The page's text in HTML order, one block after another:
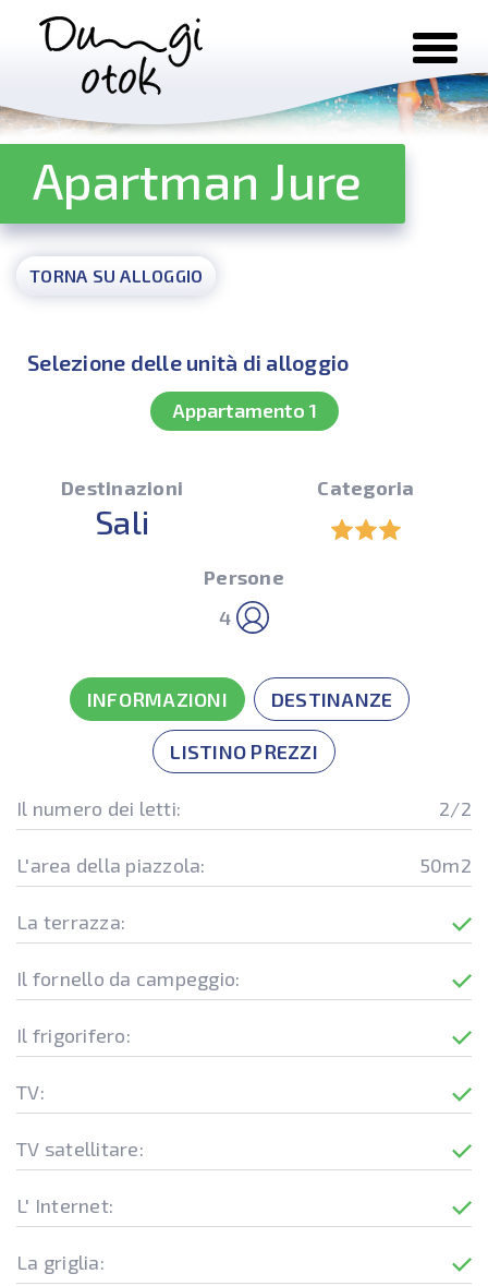
Salta al contenuto
Apartman Jure
TORNA SU ALLOGGIO
Selezione delle unità di alloggio
Appartamento 1
Destinazioni
Sali
Categoria
Persone
4
INFORMAZIONI DESTINANZE
LISTINO PREZZI
Il numero dei letti: 2/2
L'area della piazzola: 50m2
La terrazza:
Il fornello da campeggio:
Il frigorifero:
TV:
TV satellitare:
L' Internet:
La griglia: